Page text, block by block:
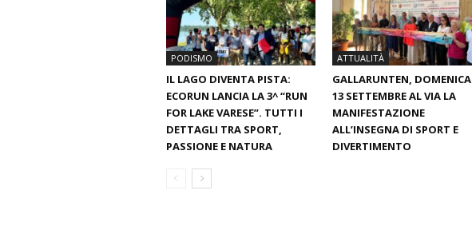
PODISMO
IL LAGO DIVENTA PISTA:
ECORUN LANCIA LA 3^ “RUN
FOR LAKE VARESE”. TUTTI I
DETTAGLI TRA SPORT,
PASSIONE E NATURA
ATTUALITÀ
GALLARUNTEN, DOMENICA
13 SETTEMBRE AL VIA LA
MANIFESTAZIONE
ALL’INSEGNA DI SPORT E
DIVERTIMENTO